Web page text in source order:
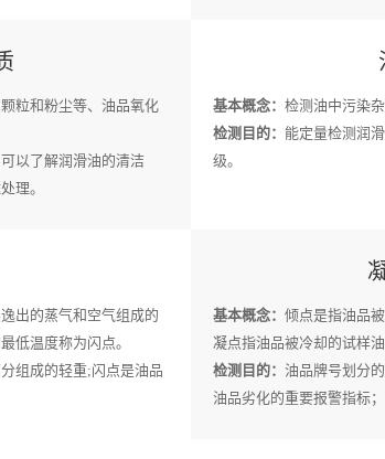
粒和粉尘等、油品氧化
以了解润滑油的清洁
理。
基本概念： 检测油中污染
检测目的： 能定量检测润
级。
出的蒸气和空气组成的
低温度称为闪点。
组成的轻重;闪点是油品
基本概念： 倾点是指油品
凝点指油品被冷却的试样
检测目的： 油品牌号划分
油品劣化的重要报警指标